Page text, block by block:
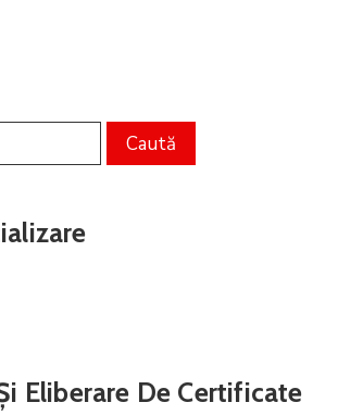
Eliberare De Certificate